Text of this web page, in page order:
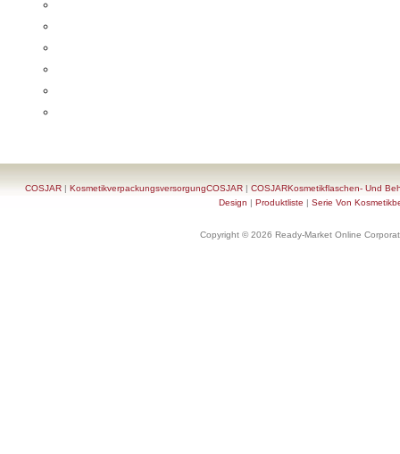
COSJAR |KosmetikverpackungsversorgungCOSJAR |COSJARKosmetikflaschen- Und
Design | Produktliste | Serie Von
Copyright © 2026 Ready-Market Online